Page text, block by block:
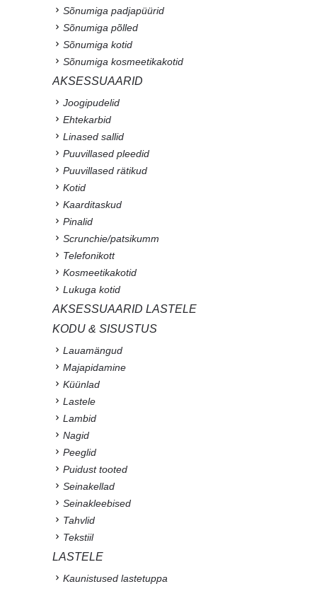
Sõnumiga padjapüürid
Sõnumiga põlled
Sõnumiga kotid
Sõnumiga kosmeetikakotid
AKSESSUAARID
Joogipudelid
Ehtekarbid
Linased sallid
Puuvillased pleedid
Puuvillased rätikud
Kotid
Kaarditaskud
Pinalid
Scrunchie/patsikumm
Telefonikott
Kosmeetikakotid
Lukuga kotid
AKSESSUAARID LASTELE
KODU & SISUSTUS
Lauamängud
Majapidamine
Küünlad
Lastele
Lambid
Nagid
Peeglid
Puidust tooted
Seinakellad
Seinakleebised
Tahvlid
Tekstiil
LASTELE
Kaunistused lastetuppa